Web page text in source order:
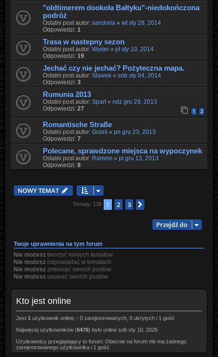
"oldtimerem dookoła Bałtyku"-niedokończona
podróż
Ostatni post autor: sandrela« wt sty 28, 2014
Odpowiedzi: 1
Trasa w nastepny sezon
Ostatni post autor: Wyder« pt sty 10, 2014
Odpowiedzi: 19
Jechać czy nie jechać? Pożyteczna mapa.
Ostatni post autor: Sławek« sob sty 04, 2014
Odpowiedzi: 3
Rumunia 2013
Ostatni post autor: Spart« ndz gru 29, 2013
Odpowiedzi: 27 1 2
Romantische Straße
Ostatni post autor: Grześ« pn gru 23, 2013
Odpowiedzi: 7
Polecane, sprawdzone miejsca na wypoczynek
Ostatni post autor: Ramms« pt gru 13, 2013
Odpowiedzi: 8
NOWY TEMAT
Tematy: 138 1 2 3
Przejdź do
Twoje uprawnienia na tym forum
Nie możesztworzyć nowych tematów
Nie możeszodpowiadać w tematach
Nie możeszzmieniać swoich postów
Nie możeszusuwać swoich postów
Kto jest online
Jest 1 użytkownik online :: 0 zarejestrowanych, 0 ukrytych i 1 gość
Najwięcej użytkowników (6476) było online sob sty 10, 2026
Użytkownicy przeglądający to forum: Obecnie na forum nie ma żadnego
zarejestrowanego użytkownika i 1 gość